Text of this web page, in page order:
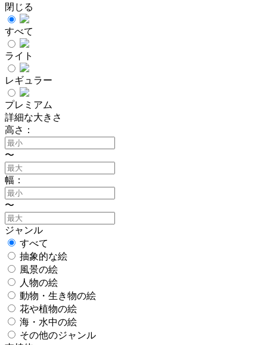
閉じる
すべて
ライト
レギュラー
プレミアム
詳細な大きさ
高さ：
〜
幅：
〜
ジャンル
すべて
抽象的な絵
風景の絵
人物の絵
動物・生き物の絵
花や植物の絵
海・水中の絵
その他のジャンル